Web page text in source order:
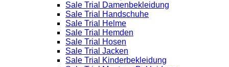
Sale Trial Damenbekleidung
Sale Trial Handschuhe
Sale Trial Helme
Sale Trial Hemden
Sale Trial Hosen
Sale Trial Jacken
Sale Trial Kinderbekleidung